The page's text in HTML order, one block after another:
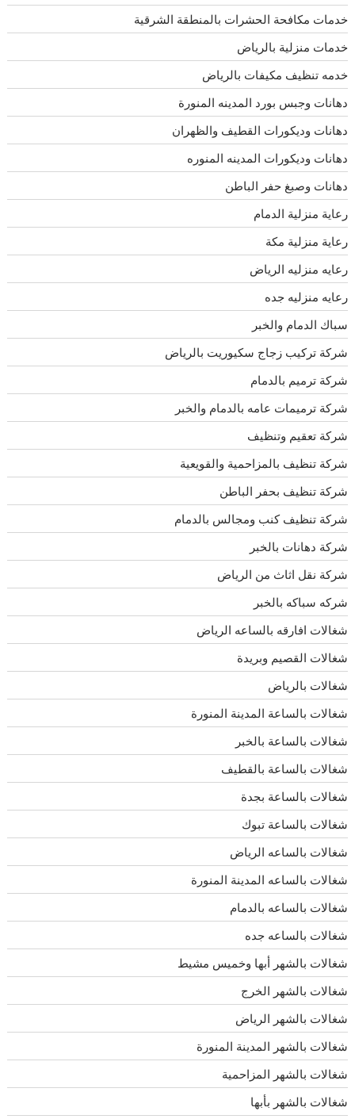
خدمات مكافحة الحشرات بالمنطقة الشرقية
خدمات منزلية بالرياض
خدمه تنظيف مكيفات بالرياض
دهانات وجبس بورد المدينه المنورة
دهانات وديكورات القطيف والظهران
دهانات وديكورات المدينه المنوره
دهانات وصبغ حفر الباطن
رعاية منزلية الدمام
رعاية منزلية مكة
رعايه منزليه الرياض
رعايه منزليه جده
سباك الدمام والخبر
شركة تركيب زجاج سكيوريت بالرياض
شركة ترميم بالدمام
شركة ترميمات عامه بالدمام والخبر
شركة تعقيم وتنظيف
شركة تنظيف بالمزاحمية والقويعية
شركة تنظيف بحفر الباطن
شركة تنظيف كنب ومجالس بالدمام
شركة دهانات بالخبر
شركة نقل اثاث من الرياض
شركه سباكه بالخبر
شغالات افارقه بالساعه الرياض
شغالات القصيم وبريدة
شغالات بالرياض
شغالات بالساعة المدينة المنورة
شغالات بالساعة بالخبر
شغالات بالساعة بالقطيف
شغالات بالساعة بجدة
شغالات بالساعة تبوك
شغالات بالساعه الرياض
شغالات بالساعه المدينة المنورة
شغالات بالساعه بالدمام
شغالات بالساعه جده
شغالات بالشهر أبها وخميس مشيط
شغالات بالشهر الخرج
شغالات بالشهر الرياض
شغالات بالشهر المدينة المنورة
شغالات بالشهر المزاحمية
شغالات بالشهر بأبها